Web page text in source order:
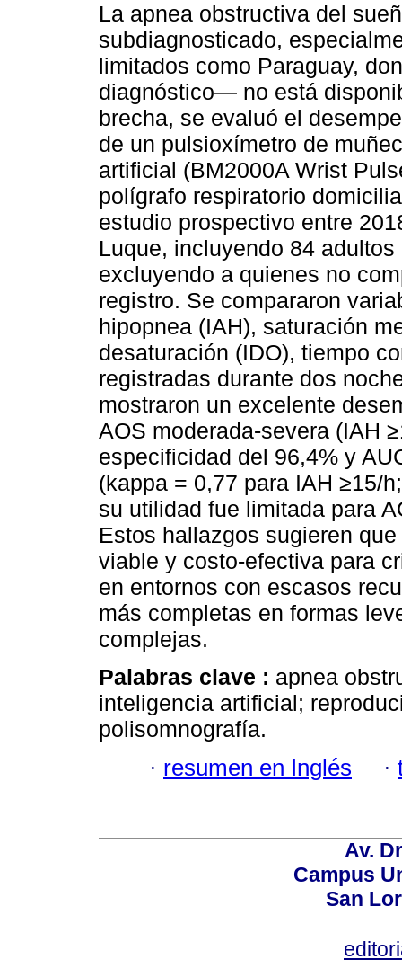
La apnea obstructiva del
subdiagnosticado,
limitados como Paraguay,
diagnóstico— no está
brecha, se evaluó el
de un pulsioxímetro de
artificial (BM2000A Wrist
polígrafo respiratorio
estudio prospectivo entre
Luque, incluyendo 84
excluyendo a quienes no
registro. Se compararon
hipopnea (IAH), saturación
desaturación (IDO), tiempo
registradas durante dos
mostraron un excelente
AOS moderada-severa (IAH
especificidad del 96,4% y
(kappa = 0,77 para IAH ≥15/
su utilidad fue limitada para
Estos hallazgos sugieren
viable y costo-efectiva para
en entornos con escasos
más completas en formas
complejas.
Palabras clave : apnea
inteligencia artificial;
polisomnografía.
· resumen en Inglés ·
Av.
Campus
San